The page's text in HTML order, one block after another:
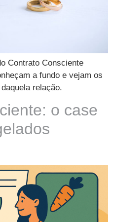
Contrato Consciente
a fundo e vejam os
relação.
o case